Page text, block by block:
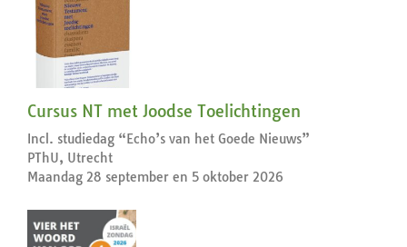
Cursus NT met Joodse Toelichtingen
Incl. studiedag “Echo’s van het Goede Nieuws”
PThU, Utrecht
Maandag 28 september en 5 oktober 2026